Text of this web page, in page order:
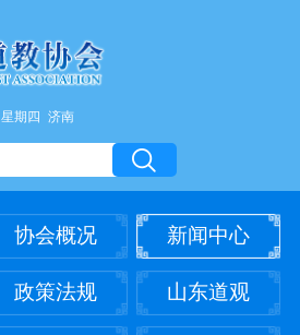
星期四 济南
协会概况 新闻中心
政策法规 山东道观